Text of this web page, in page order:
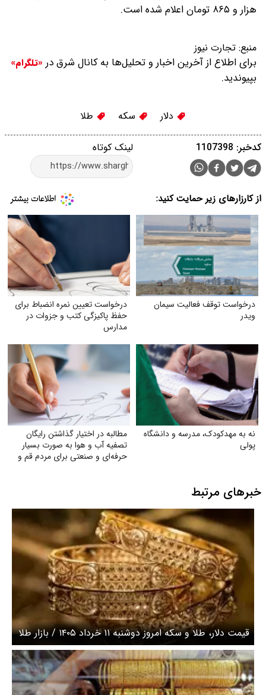
هزار و ۸۶۵ تومان اعلام شده است.
منبع: تجارت نیوز
برای اطلاع از آخرین اخبار و تحلیل‌ها به کانال شرق در «تلگرام»
بپیوندید.
دلار سکه طلا
لینک کوتاه کدخبر: 1107398
از کارزارهای زیر حمایت کنید:
درخواست توقف فعالیت سیمان
ویدر
درخواست تعیین نمره انضباط برای
حفظ پاکیزگی کتب و جزوات در
مدارس
نه به مهدکودک، مدرسه و دانشگاه
پولی
مطالبه در اختیار گذاشتن رایگان
تصفیه آب و هوا به‌ صورت بسیار
حرفه‌ای و صنعتی برای مردم قم و
خبرهای مرتبط
قیمت دلار، طلا و سکه امروز دوشنبه ۱۱ خرداد ۱۴۰۵ / بازار طلا
صعودی شد